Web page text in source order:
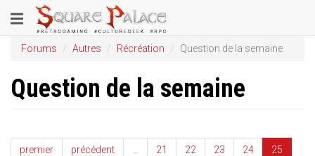
au
contenu
principal
Toggle
navigation
Forums Autres Récréation Question de la semaine
Question de la semaine
premier précédent 21 22 23 24 25